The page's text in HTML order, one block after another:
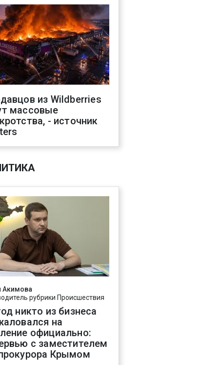
из Wildberries
массовые
- источник
Акимова
рубрики Происшествия
никто из бизнеса
на
официально:
с заместителем
Крымом